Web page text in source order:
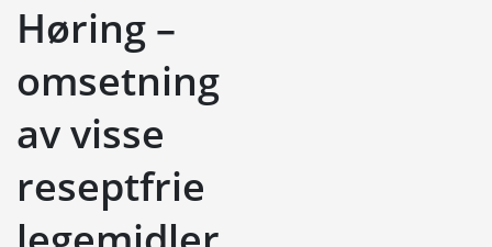
Høring –
omsetning
av visse
reseptfrie